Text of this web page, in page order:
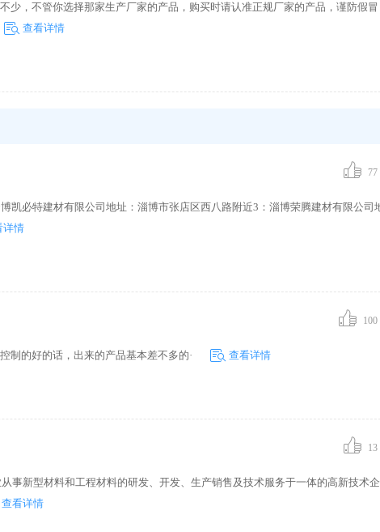
少，不管你选择那家生产厂家的产品，购买时请认准正规厂家的产品，谨防假
查看详情
77
凯必特建材有限公司地址：淄博市张店区西八路附近3：淄博荣腾建材有限公司
详情
100
制的好的话，出来的产品基本差不多的· 查看详情
13
事新型材料和工程材料的研发、开发、生产销售及技术服务于一体的高新技术
查看详情